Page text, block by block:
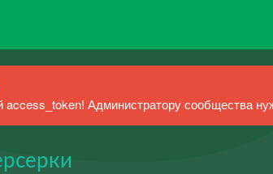
Администратору сообщества